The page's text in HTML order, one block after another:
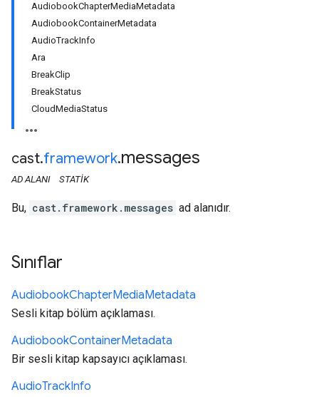
AudiobookChapterMediaMetadata
AudiobookContainerMetadata
AudioTrackInfo
Ara
BreakClip
BreakStatus
CloudMediaStatus
cast.framework.messages
AD ALANI STATIK
Bu, cast.framework.messages ad alanıdır.
Sınıflar
AudiobookChapterMediaMetadata
Sesli kitap bölüm açıklaması.
AudiobookContainerMetadata
Bir sesli kitap kapsayıcı açıklaması.
AudioTrackInfo